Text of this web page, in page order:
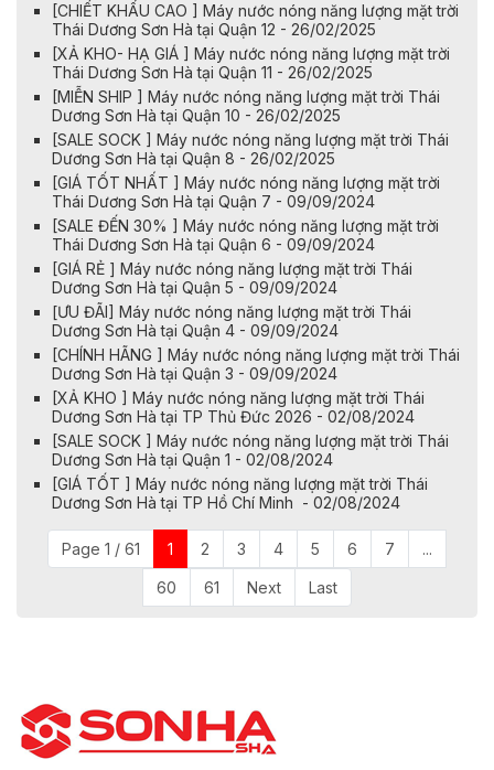
[CHIẾT KHẤU CAO ] Máy nước nóng năng lượng mặt trời
Thái Dương Sơn Hà tại Quận 12 - 26/02/2025
[XẢ KHO- HẠ GIÁ ] Máy nước nóng năng lượng mặt trời
Thái Dương Sơn Hà tại Quận 11 - 26/02/2025
[MIỄN SHIP ] Máy nước nóng năng lượng mặt trời Thái
Dương Sơn Hà tại Quận 10 - 26/02/2025
[SALE SOCK ] Máy nước nóng năng lượng mặt trời Thái
Dương Sơn Hà tại Quận 8 - 26/02/2025
[GIÁ TỐT NHẤT ] Máy nước nóng năng lượng mặt trời
Thái Dương Sơn Hà tại Quận 7 - 09/09/2024
[SALE ĐẾN 30% ] Máy nước nóng năng lượng mặt trời
Thái Dương Sơn Hà tại Quận 6 - 09/09/2024
[GIÁ RẺ ] Máy nước nóng năng lượng mặt trời Thái
Dương Sơn Hà tại Quận 5 - 09/09/2024
[ƯU ĐÃI] Máy nước nóng năng lượng mặt trời Thái
Dương Sơn Hà tại Quận 4 - 09/09/2024
[CHÍNH HÃNG ] Máy nước nóng năng lượng mặt trời Thái
Dương Sơn Hà tại Quận 3 - 09/09/2024
[XẢ KHO ] Máy nước nóng năng lượng mặt trời Thái
Dương Sơn Hà tại TP Thủ Đức 2026 - 02/08/2024
[SALE SOCK ] Máy nước nóng năng lượng mặt trời Thái
Dương Sơn Hà tại Quận 1 - 02/08/2024
[GIÁ TỐT ] Máy nước nóng năng lượng mặt trời Thái
Dương Sơn Hà tại TP Hồ Chí Minh - 02/08/2024
Page 1 / 61 1 2 3 4 5 6 7 ...
60 61 Next Last